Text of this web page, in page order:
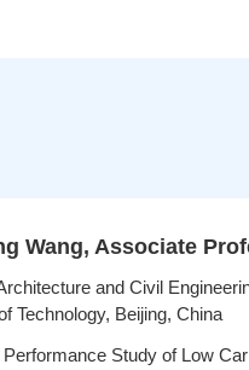
Wang, Associate
and Civil
Technology, Beijing, China
Study of Low